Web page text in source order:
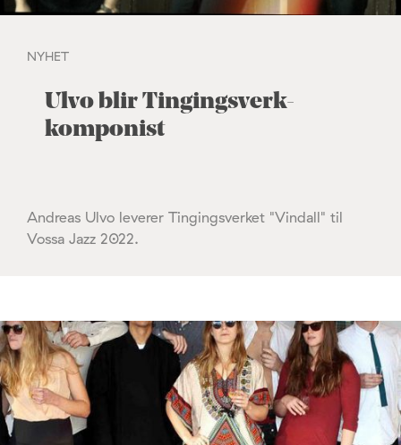
NYHET
Ulvo blir Tingingsverk-
komponist
Andreas Ulvo leverer Tingingsverket "Vindall" til
Vossa Jazz 2022.